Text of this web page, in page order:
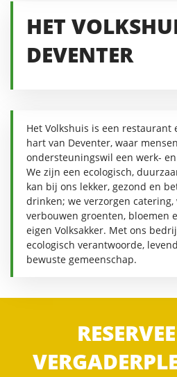
HET
DEVENTER
Het Volkshuis is een
hart van Deventer, waar
ondersteuningswil een werk-
We zijn een ecologisch,
kan bij ons lekker, gezond en
drinken; we verzorgen
verbouwen groenten, bloemen
eigen Volksakker. Met ons
ecologisch verantwoorde,
bewuste gemeenschap.